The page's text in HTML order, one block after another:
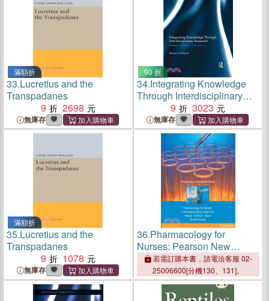
滿額折
33.Lucretius and the
Transpadanes
9
2698
無庫存
90 折
34.Integrating Knowledge
Through Interdisciplinary
Research ─ Problems of
Theory and Practice
9 3023
無庫存
滿額折
35.Lucretius and the
Transpadanes
9
1078
無庫存
36.Pharmacology for
Nurses: Pearson New
International Edition：A
Pathophysiologic Approach
若需訂購本書，請電洽客服 02-
25006600[分機130、131]。